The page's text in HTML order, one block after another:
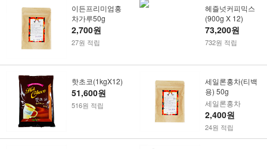
이든프리미엄홍
차가루50g
2,700원
27원 적립
헤즐넛커피믹스
(900g X 12)
73,200원
732원 적립
핫초코(1kgX12)
51,600원
516원 적립
세일론홍차(티백
용) 50g
세일론홍차
2,400원
24원 적립